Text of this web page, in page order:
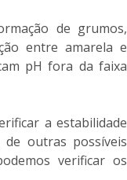
de grumos,
entre amarela e
pH fora da faixa
a estabilidade
outras possíveis
verificar os